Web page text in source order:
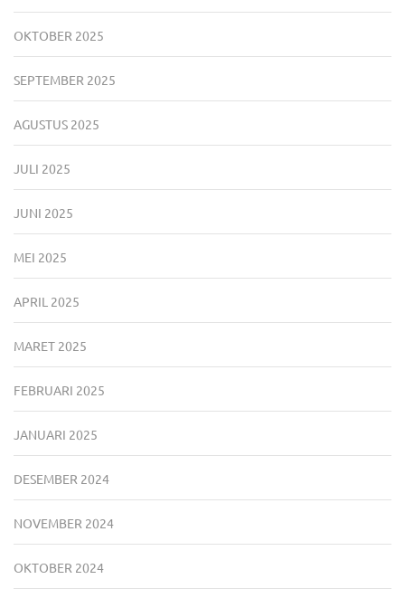
OKTOBER 2025
SEPTEMBER 2025
AGUSTUS 2025
JULI 2025
JUNI 2025
MEI 2025
APRIL 2025
MARET 2025
FEBRUARI 2025
JANUARI 2025
DESEMBER 2024
NOVEMBER 2024
OKTOBER 2024